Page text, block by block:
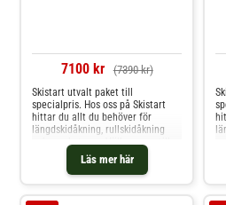
7100 kr (7390 kr)
Läs mer här
Skistart utvalt paket till
specialpris. Hos oss på Skistart
hittar du allt du behöver för
längdskidåkning, rullskidåkning
och mycket mer. Välkommen till